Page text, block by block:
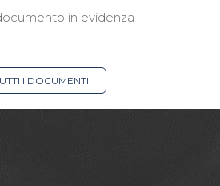
in evidenza
I DOCUMENTI